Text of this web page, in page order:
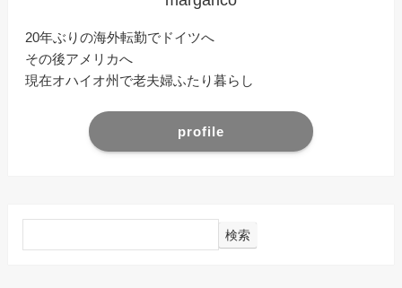
20年ぶりの海外転勤でドイツへ
その後アメリカへ
現在オハイオ州で老夫婦ふたり暮らし
profile
検索